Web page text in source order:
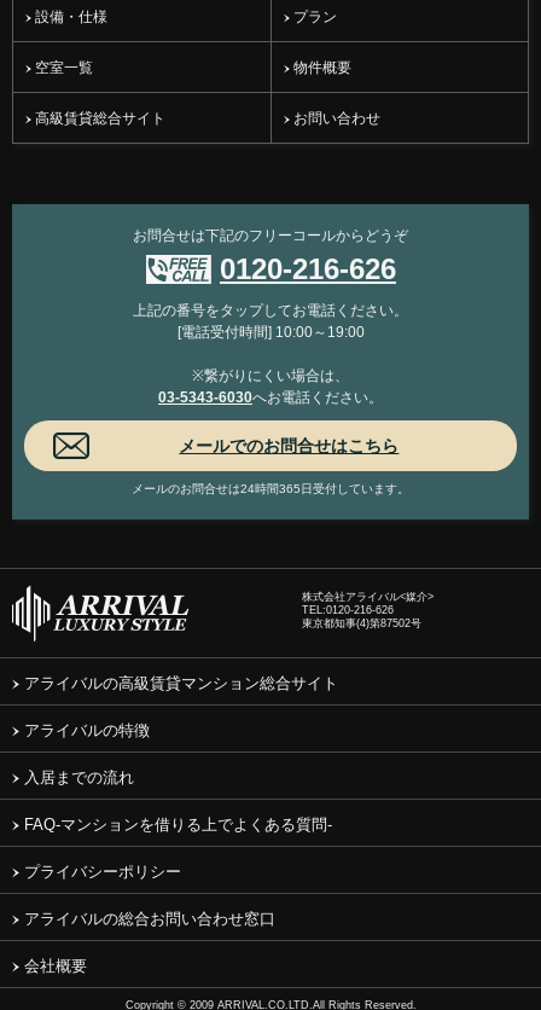
設備・仕様 プラン
空室一覧 物件概要
高級賃貸総合サイト お問い合わせ
お問合せは下記のフリーコールからどうぞ
0120-216-626
上記の番号をタップしてお電話ください。
[電話受付時間] 10:00～19:00
※繋がりにくい場合は、
03-5343-6030へお電話ください。
メールのお問合せは24時間365日受付しています。
株式会社アライバル<媒介>
TEL:0120-216-626
東京都知事(4)第87502号
アライバルの高級賃貸マンション総合サイト
アライバルの特徴
入居までの流れ
FAQ-マンションを借りる上でよくある質問-
プライバシーポリシー
アライバルの総合お問い合わせ窓口
会社概要
Copyright © 2009 ARRIVAL.CO.LTD.All Rights Reserved.